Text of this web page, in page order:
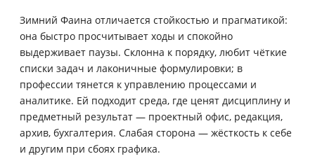
Зимний Фаина отличается стойкостью и прагматикой:
она быстро просчитывает ходы и спокойно
выдерживает паузы. Склонна к порядку, любит чёткие
списки задач и лаконичные формулировки; в
профессии тянется к управлению процессами и
аналитике. Ей подходит среда, где ценят дисциплину и
предметный результат — проектный офис, редакция,
архив, бухгалтерия. Слабая сторона — жёсткость к себе
и другим при сбоях графика.